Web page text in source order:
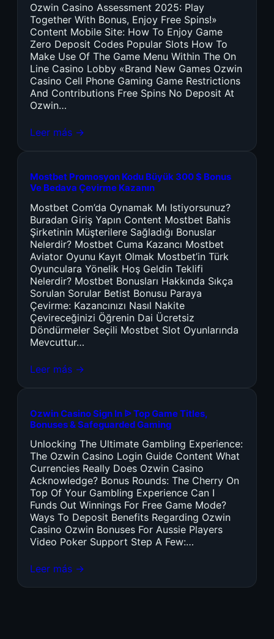
Ozwin Casino Assessment 2025: Play
Together With Bonus, Enjoy Free Spins!»
Content Mobile Site: How To Enjoy Game
Zero Deposit Codes Popular Slots How To
Make Use Of The Game Menu Within The On
Line Casino Lobby «Brand New Games Ozwin
Casino Cell Phone Gaming Game Restrictions
And Contributions Free Spins No Deposit At
Ozwin…
Leer más →
Mostbet Promosyon Kodu Büyük 300 $ Bonus
Ve Bedava Çevirme Kazanın
Mostbet Com’da Oynamak Mı Istiyorsunuz?
Buradan Giriş Yapın Content Mostbet Bahis
Şirketinin Müşterilere Sağladığı Bonuslar
Nelerdir? Mostbet Cuma Kazancı Mostbet
Aviator Oyunu Kayıt Olmak Mostbet’in Türk
Oyunculara Yönelik Hoş Geldin Teklifi
Nelerdir? Mostbet Bonusları Hakkında Sıkça
Sorulan Sorular Betist Bonusu Paraya
Çevirme: Kazancınızı Nasıl Nakite
Çevireceğinizi Öğrenin Dai Ücretsiz
Döndürmeler Seçili Mostbet Slot Oyunlarında
Mevcuttur…
Leer más →
Ozwin Casino Sign In ᐉ Top Game Titles,
Bonuses & Safeguarded Gaming
Unlocking The Ultimate Gambling Experience:
The Ozwin Casino Login Guide Content What
Currencies Really Does Ozwin Casino
Acknowledge? Bonus Rounds: The Cherry On
Top Of Your Gambling Experience Can I
Funds Out Winnings For Free Game Mode?
Ways To Deposit Benefits Regarding Ozwin
Casino Ozwin Bonuses For Aussie Players
Video Poker Support Step A Few:…
Leer más →